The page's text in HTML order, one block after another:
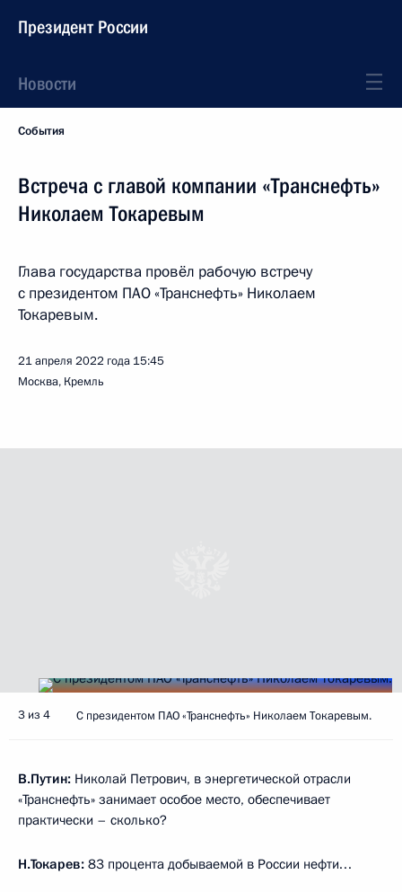
Президент России
Новости
События
Встреча с главой компании «Транснефть»
Николаем Токаревым
Глава государства провёл рабочую встречу
с президентом ПАО «Транснефть» Николаем
Токаревым.
21 апреля 2022 года 15:45
Москва, Кремль
3 из 4 С президентом ПАО «Транснефть» Николаем Токаревым.
В.Путин: Николай Петрович, в энергетической отрасли
«Транснефть» занимает особое место, обеспечивает
практически – сколько?
Н.Токарев: 83 процента добываемой в России нефти…